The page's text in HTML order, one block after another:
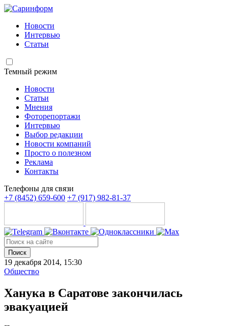
Новости
Интервью
Статьи
Темный режим
Новости
Статьи
Мнения
Фоторепортажи
Интервью
Выбор редакции
Новости компаний
Просто о полезном
Реклама
Контакты
Телефоны для связи
+7 (8452) 659-600 +7 (917) 982-81-37
Поиск
19 декабря 2014, 15:30
Общество
Ханука в Саратове закончилась
эвакуацией